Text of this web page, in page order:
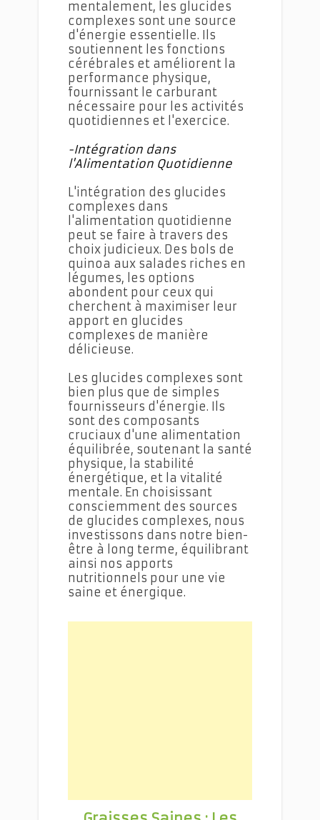
mentalement, les glucides
complexes sont une source
d'énergie essentielle. Ils
soutiennent les fonctions
cérébrales et améliorent la
performance physique,
fournissant le carburant
nécessaire pour les activités
quotidiennes et l'exercice.
-Intégration dans
l'Alimentation Quotidienne
L'intégration des glucides
complexes dans
l'alimentation quotidienne
peut se faire à travers des
choix judicieux. Des bols de
quinoa aux salades riches en
légumes, les options
abondent pour ceux qui
cherchent à maximiser leur
apport en glucides
complexes de manière
délicieuse.
Les glucides complexes sont
bien plus que de simples
fournisseurs d'énergie. Ils
sont des composants
cruciaux d'une alimentation
équilibrée, soutenant la santé
physique, la stabilité
énergétique, et la vitalité
mentale. En choisissant
consciemment des sources
de glucides complexes, nous
investissons dans notre bien-
être à long terme, équilibrant
ainsi nos apports
nutritionnels pour une vie
saine et énergique.